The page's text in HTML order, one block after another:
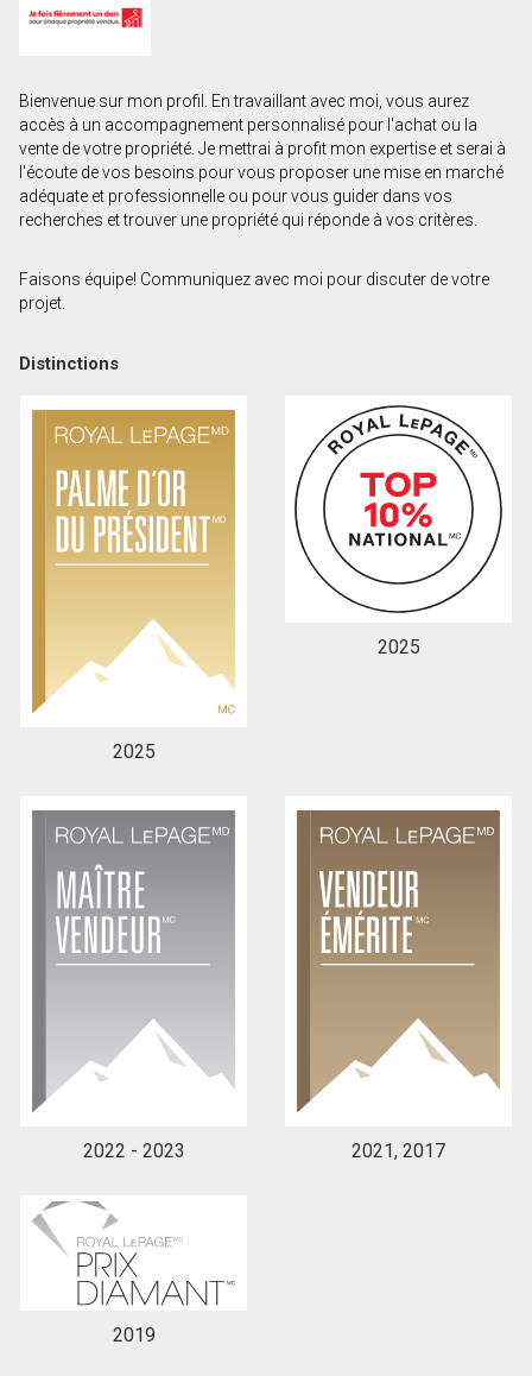
Prénom
Courriel
Téléphone
(Optionnel)
Message
En cliquant sur le bouton « soumettre », vous
consentez à nos conditions d'utilisation et vous
nous fournissez l'autorisation écrite de
communiquer avec vous.
Bienvenue sur mon profil. En travaillant avec moi, vous aurez
accès à un accompagnement personnalisé pour l'achat ou la
vente de votre propriété. Je mettrai à profit mon expertise et serai à
l'écoute de vos besoins pour vous proposer une mise en marché
adéquate et professionnelle ou pour vous guider dans vos
recherches et trouver une propriété qui réponde à vos critères.
Faisons équipe! Communiquez avec moi pour discuter de votre
projet.
Distinctions
2025
2025
2022 - 2023 2021, 2017
2019